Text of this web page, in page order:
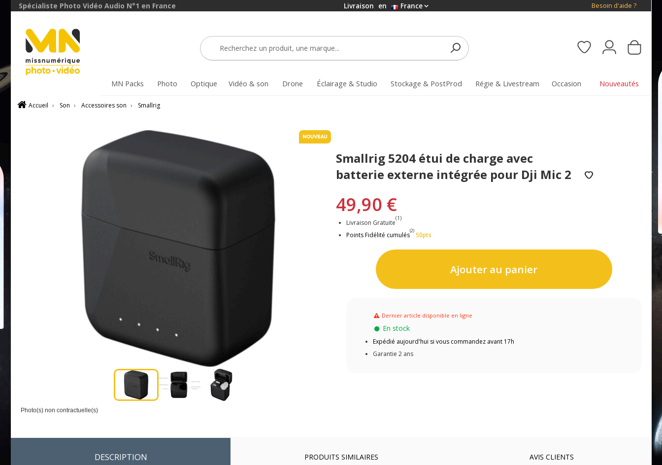
Spécialiste Photo Vidéo Audio N°1 en France Livraison en France Besoin d'aide ?
MN Packs Photo Optique Vidéo & son Drone Éclairage & Studio Stockage & PostProd Régie & Livestream Occasion Nouveautés
Accueil › Son › Accessoires son › Smallrig
Photo(s) non contractuelle(s)
Smallrig 5204 étui de charge avec
batterie externe intégrée pour Dji Mic 2
49,90 €
Livraison Gratuite
(1)
Points Fidélité cumulés
(2)
50pts
Ajouter au panier
Dernier article disponible en ligne
En stock
Expédié aujourd'hui si vous commandez avant 17h
Garantie 2 ans
DESCRIPTION PRODUITS SIMILAIRES AVIS CLIENTS